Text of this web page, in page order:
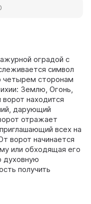
оградой с
символ
четырем сторонам
Землю, Огонь,
находится
дарующий
отражает
всех на
ворот начинается
или обходящая его
духовную
получить